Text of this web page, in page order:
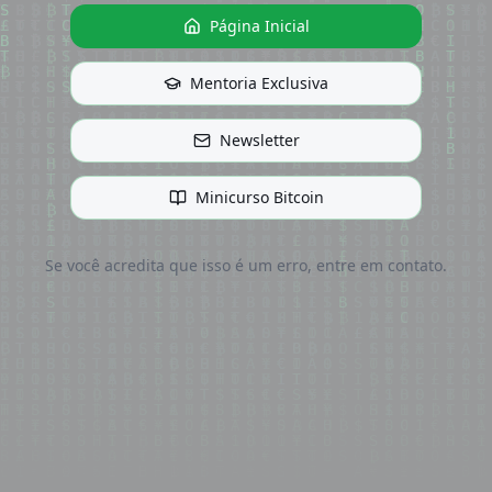
Página Inicial
Mentoria Exclusiva
Newsletter
Minicurso Bitcoin
Se você acredita que isso é um erro, entre em contato.